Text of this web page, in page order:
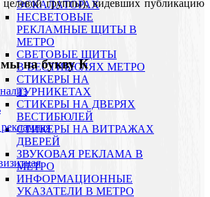
ЭСКАЛАТОРАХ
НЕСВЕТОВЫЕ
РЕКЛАМНЫЕ ЩИТЫ В
МЕТРО
СВЕТОВЫЕ ЩИТЫ
В ВЕСТИБЮЛЯХ МЕТРО
СТИКЕРЫ НА
ТУРНИКЕТАХ
CТИКЕРЫ НА ДВЕРЯХ
ВЕСТИБЮЛЕЙ
CТИКЕРЫ НА ВИТРАЖАХ
ДВЕРЕЙ
ЗВУКОВАЯ РЕКЛАМА В
МЕТРО
ИНФОРМАЦИОННЫЕ
УКАЗАТЕЛИ В МЕТРО
целевой группы), видевших публикацию
на букву К